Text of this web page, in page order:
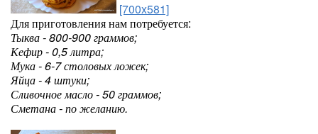
[700x581]
Для приготовления нам потребуется:
Тыква - 800-900 граммов;
Кефир - 0,5 литра;
Мука - 6-7 столовых ложек;
Яйца - 4 штуки;
Сливочное масло - 50 граммов;
Сметана - по желанию.